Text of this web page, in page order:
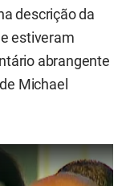
descrição da
estiveram
abrangente
Michael